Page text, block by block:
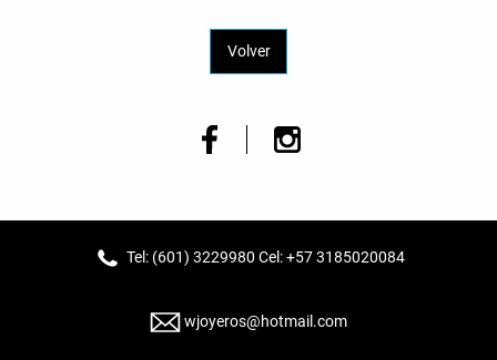
Volver
Tel: (601) 3229980 Cel: +57 3185020084
wjoyeros@hotmail.com